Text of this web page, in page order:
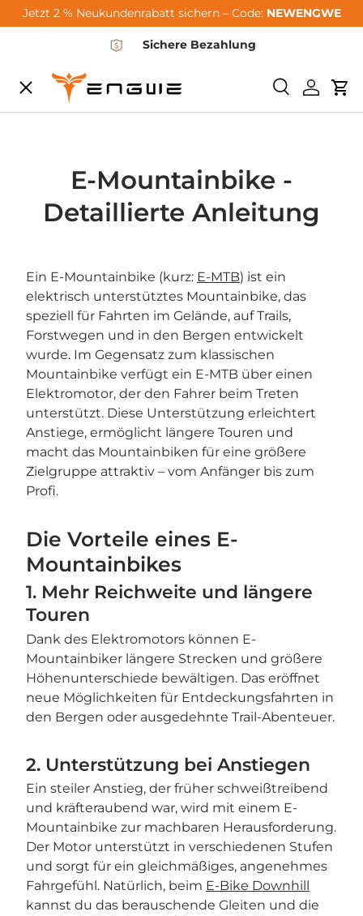
Skip to content
Jetzt 2 % Neukundenrabatt sichern – Code: NEWENGWE
Sichere Bezahlung
SearchLog in
Menu
City-Sale
E-Bikes
Community
Support
E-Mountainbike -
Detaillierte Anleitung
Ein E-Mountainbike (kurz: E-MTB) ist ein
elektrisch unterstütztes Mountainbike, das
speziell für Fahrten im Gelände, auf Trails,
Forstwegen und in den Bergen entwickelt
wurde. Im Gegensatz zum klassischen
Mountainbike verfügt ein E-MTB über einen
Elektromotor, der den Fahrer beim Treten
unterstützt. Diese Unterstützung erleichtert
Anstiege, ermöglicht längere Touren und
macht das Mountainbiken für eine größere
Zielgruppe attraktiv – vom Anfänger bis zum
Profi.
Die Vorteile eines E-
Mountainbikes
1. Mehr Reichweite und längere
Touren
Dank des Elektromotors können E-
Mountainbiker längere Strecken und größere
Höhenunterschiede bewältigen. Das eröffnet
neue Möglichkeiten für Entdeckungsfahrten in
den Bergen oder ausgedehnte Trail-Abenteuer.
2. Unterstützung bei Anstiegen
Ein steiler Anstieg, der früher schweißtreibend
und kräfteraubend war, wird mit einem E-
Mountainbike zur machbaren Herausforderung.
Der Motor unterstützt in verschiedenen Stufen
und sorgt für ein gleichmäßiges, angenehmes
Fahrgefühl. Natürlich, beim E-Bike Downhill
kannst du das berauschende Gleiten und die